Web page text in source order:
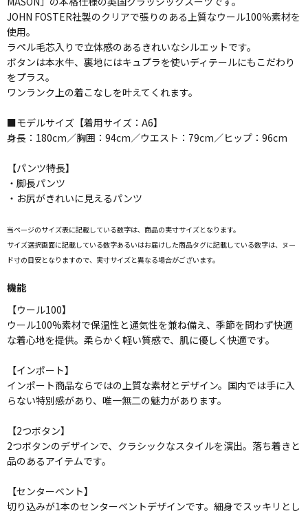
JOHN FOSTER社製のクリアで張りのある上質なウール100％素材を
使用。
ラペル毛芯入りで立体感のあるきれいなシルエットです。
ボタンは本水牛、裏地にはキュプラを使いディテールにもこだわり
をプラス。
ワンランク上の着こなしを叶えてくれます。
■モデルサイズ【着用サイズ：A6】
身長：180cm／胸囲：94cm／ウエスト：79cm／ヒップ：96cm
【パンツ特長】
・脚長パンツ
・お尻がきれいに見えるパンツ
当ページのサイズ表に記載している数字は、商品の実寸サイズとなります。
サイズ選択画面に記載している数字あるいはお届けした商品タグに記載している数字は、ヌー
ド寸の目安となりますので、実寸サイズと異なる場合がございます。
機能
【ウール100】
ウール100%素材で保温性と通気性を兼ね備え、季節を問わず快適
な着心地を提供。柔らかく軽い質感で、肌に優しく快適です。
【インポート】
インポート商品ならではの上質な素材とデザイン。国内では手に入
らない特別感があり、唯一無二の魅力があります。
【2つボタン】
2つボタンのデザインで、クラシックなスタイルを演出。落ち着きと
品のあるアイテムです。
【センターベント】
切り込みが1本のセンターベントデザインです。細身でスッキリとし